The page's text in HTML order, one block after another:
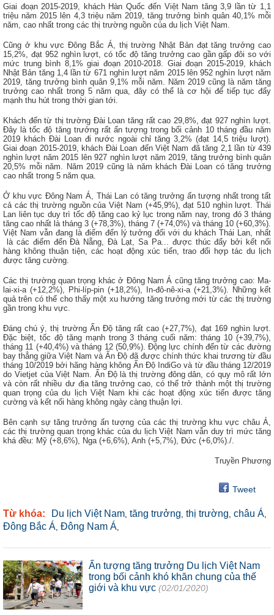
Giai đoạn 2015-2019, khách Hàn Quốc đến Việt Nam tăng 3,9 lần từ 1,1
triệu năm 2015 lên 4,3 triệu năm 2019, tăng trưởng bình quân 40,1% mỗi
năm, cao nhất trong các thị trường nguồn của du lịch Việt Nam.
Cũng ở khu vực Đông Bắc Á, thị trường Nhật Bảnđạt tăng trưởng cao
15,2%, đạt 952 nghìn lượt, có tốc độ tăng trưởng cao gần gấp đôi so với
mức trung bình 8,1% giai đoạn 2010-2018. Giai đoạn 2015-2019, khách
Nhật Bản tăng 1,4 lần từ 671 nghìn lượt năm 2015 lên 952 nghìn lượt năm
2019, tăng trưởng bình quân 9,1% mỗi năm. Năm 2019 cũng là năm tăng
trưởng cao nhất trong 5 năm qua, đây có thể là cơ hội để tiếp tục đẩy
mạnh thu hút trong thời gian tới.
Khách đến từ thị trường Đài Loan tăng rất cao 29,8%, đạt 927 nghìn lượt.
Đây là tốc độ tăng trưởng rất ấn tượng trong bối cảnh 10 tháng đầu năm
2019 khách Đài Loan đi nước ngoài chỉ tăng 3,2% (đạt 14,5 triệu lượt).
Giai đoạn 2015-2019, khách Đài Loan đến Việt Nam đã tăng 2,1 lần từ 439
nghìn lượt năm 2015 lên 927 nghìn lượt năm 2019, tăng trưởng bình quân
20,5% mỗi năm. Năm 2019 cũng là năm khách Đài Loan có tăng trưởng
cao nhất trong 5 năm qua.
Ở khu vực Đông Nam Á, Thái Lan có tăng trưởng ấn tượng nhất trong tất
cả các thị trường nguồn của Việt Nam (+45,9%), đạt 510 nghìn lượt. Thái
Lan liên tục duy trì tốc độ tăng cao kỷ lục trong năm nay, trong đó 3 tháng
tăng cao nhất là tháng 3 (+78,3%), tháng 7 (+74,0%) và tháng 10 (+60,3%).
Việt Nam vẫn đang là điểm đến lý tưởng đối với du khách Thái Lan, nhất
là các điểm đến Đà Nẵng, Đà Lạt, Sa Pa... được thúc đẩy bởi kết nối
hàng không thuận tiện, các hoạt động xúc tiến, trao đổi hợp tác du lịch
được tăng cường.
Các thị trường quan trọng khác ở Đông Nam Á cũng tăng trưởng cao: Ma-
lai-xi-a (+12,2%), Phi-líp-pin (+18,2%), In-đô-nê-xi-a (+21,3%). Những kết
quả trên có thể cho thấy một xu hướng tăng trưởng mới từ các thị trường
gần trong khu vực.
Đáng chú ý, thị trường Ấn Độtăng rất cao (+27,7%), đạt 169 nghìn lượt.
Đặc biệt, tốc độ tăng mạnh trong 3 tháng cuối năm: tháng 10 (+39,7%),
tháng 11 (+40,4%) và tháng 12 (50,9%). Động lực chính đến từ các đường
bay thẳng giữa Việt Nam và Ấn Độ đã được chính thức khai trương từ đầu
tháng 10/2019 bởi hãng hàng không Ấn Độ IndiGo và từ đầu tháng 12/2019
do Vietjet của Việt Nam. Ấn Độ là thị trường đông dân, có quy mô rất lớn
và còn rất nhiều dư địa tăng trưởng cao, có thể trở thành một thị trường
quan trọng của du lịch Việt Nam khi các hoạt động xúc tiến được tăng
cường và kết nối hàng không ngày càng thuận lợi.
Bên cạnh sự tăng trưởng ấn tượng của các thị trường khu vực châu Á,
các thị trường quan trọng khác của du lịch Việt Nam vẫn duy trì mức tăng
khá đều: Mỹ (+8,6%), Nga (+6,6%), Anh (+5,7%), Đức (+6,0%)./.
Truyền Phương
Tweet
Từ khóa: Du lịch Việt Nam tăng trưởng thị trường châu Á
Đông Bắc Á Đông Nam Á
Ấn tượng tăng trưởng Du lịch Việt Nam
trong bối cảnh khó khăn chung của thế
giới và khu vực (02/01/2020)